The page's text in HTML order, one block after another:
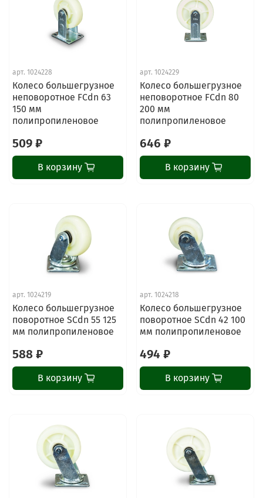
арт. 1024228
Колесо большегрузное
неповоротное FCdn 63
150 мм
полипропиленовое
509 ₽
В корзину
арт. 1024229
Колесо большегрузное
неповоротное FCdn 80
200 мм
полипропиленовое
646 ₽
В корзину
арт. 1024219
Колесо большегрузное
поворотное SCdn 55 125
мм полипропиленовое
588 ₽
В корзину
арт. 1024218
Колесо большегрузное
поворотное SCdn 42 100
мм полипропиленовое
494 ₽
В корзину